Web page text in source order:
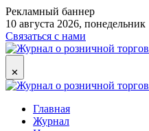
Рекламный баннер
10 августа 2026, понедельник
Связаться с нами
✕
Главная
Журнал